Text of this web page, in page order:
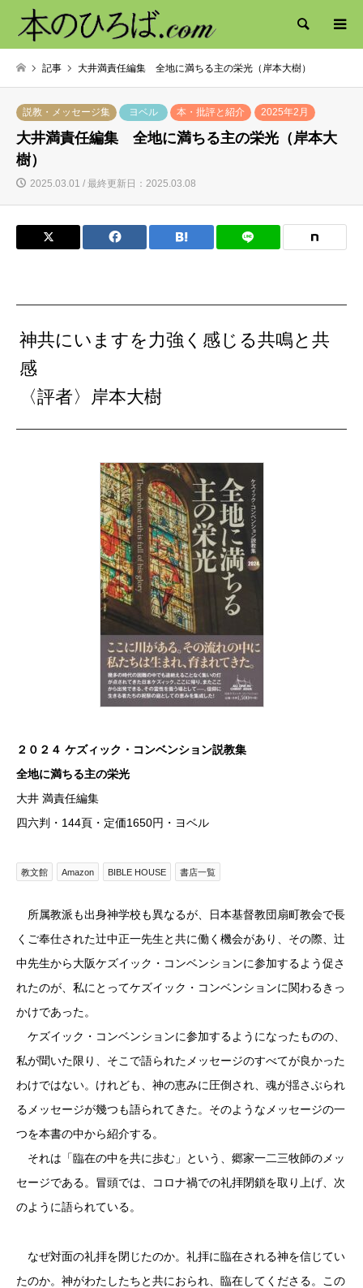
検索
記事 大井満責任編集 全地に満ちる主の栄光（岸本大樹）
説教・メッセージ集 ヨベル 本・批評と紹介 2025年2月
大井満責任編集 全地に満ちる主の栄光（岸本大
樹）
2025.03.01 / 最終更新日：2025.03.08
神共にいますを力強く感じる共鳴と共
感
〈評者〉岸本大樹
２０２４ ケズィック・コンベンション説教集
全地に満ちる主の栄光
大井 満責任編集
四六判・144頁・定価1650円・ヨベル
教文館 Amazon BIBLE HOUSE 書店一覧
所属教派も出身神学校も異なるが、日本基督教団扇町教会で長
くご奉仕された辻中正一先生と共に働く機会があり、その際、辻
中先生から大阪ケズイック・コンベンションに参加するよう促さ
れたのが、私にとってケズイック・コンベンションに関わるきっ
かけであった。
ケズイック・コンベンションに参加するようになったものの、
私が聞いた限り、そこで語られたメッセージのすべてが良かった
わけではない。けれども、神の恵みに圧倒され、魂が揺さぶられ
るメッセージが幾つも語られてきた。そのようなメッセージの一
つを本書の中から紹介する。
それは「臨在の中を共に歩む」という、郷家一二三牧師のメッ
セージである。冒頭では、コロナ禍での礼拝閉鎖を取り上げ、次
のように語られている。
なぜ対面の礼拝を閉じたのか。礼拝に臨在される神を信じてい
たのか。神がわたしたちと共におられ、臨在してくださる。この